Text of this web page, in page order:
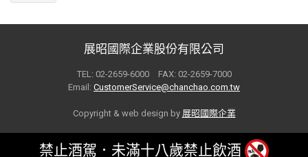
展昭國際企業股份有限公司
TEL: 02-2659-6000 FAX: 02-2659-7000
Email: CustomerService@chanchao.com.tw
Copyright & web design by 展昭國際企業
禁止酒駕．未滿十八歲禁止飲酒